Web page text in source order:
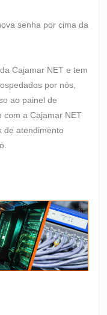
senha por cima da
Cajamar NET e tem
por nós,
ao painel de
com a Cajamar NET
de atendimento